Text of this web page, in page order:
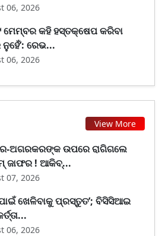
06, 2026
ମେମ୍ବର କହି ହସ୍ତକ୍ଷେପ କରିବା
ରେଭ...
06, 2026
View More
ଅଗରକରଙ୍କ ଉପରେ ରାଗିଗଲେ
ଜାଫର ! ଆକିବ୍...
07, 2026
ଖେଳିବାକୁ ପ୍ରସ୍ତୁତ’; ବିସିସିଆଇ
06, 2026